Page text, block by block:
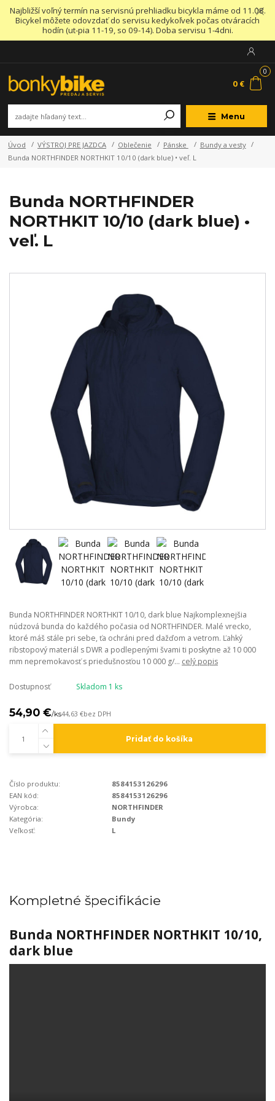
Najbližší voľný termín na servisnú prehliadku bicykla máme od 11.08.
Bicykel môžete odovzdať do servisu kedykoľvek počas otváracích
hodín (ut-pia 11-19, so 09-14). Doba servisu 1-4dni.
Menu
0
0 €
Úvod VÝSTROJ PRE JAZDCA Oblečenie Pánske
Bundy a vesty
Bunda NORTHFINDER NORTHKIT 10/10 (dark blue) • veľ. L
Bunda NORTHFINDER
NORTHKIT 10/10 (dark blue) •
veľ. L
Bunda NORTHFINDER NORTHKIT 10/10, dark blue Najkomplexnejšia
núdzová bunda do každého počasia od NORTHFINDER. Malé vrecko,
ktoré máš stále pri sebe, ťa ochráni pred dažďom a vetrom. Ľahký
ribstopový materiál s DWR a podlepenými švami ti poskytne až 10 000
mm nepremokavosť s priedušnosťou 10 000 g/... celý popis
Dostupnosť Skladom 1 ks
54,90 €/ks44,63 €bez DPH
Pridať do košíka
Číslo produktu:
8584153126296
EAN kód:
8584153126296
Výrobca:
NORTHFINDER
Kategória:
Bundy
Veľkosť:
L
Kompletné špecifikácie
Bunda NORTHFINDER NORTHKIT 10/10,
dark blue